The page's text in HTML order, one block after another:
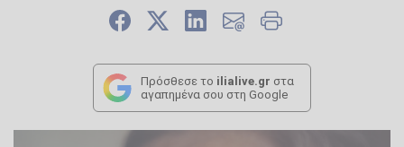
Πρόσθεσε το ilialive.gr στα
αγαπημένα σου στη Google